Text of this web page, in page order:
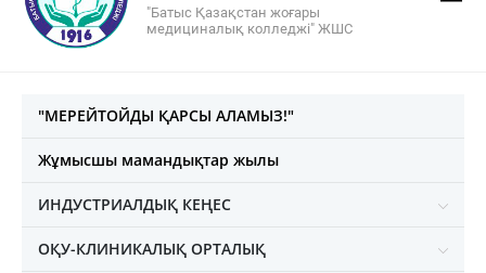
"Батыс Қазақстан жоғары
медициналық колледжі" ЖШС
"МЕРЕЙТОЙДЫ ҚАРСЫ АЛАМЫЗ!"
Жұмысшы мамандықтар жылы
ИНДУСТРИАЛДЫҚ КЕҢЕС
ОҚУ-КЛИНИКАЛЫҚ ОРТАЛЫҚ